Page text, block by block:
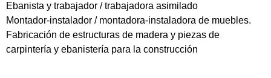
Ebanista y trabajador / trabajadora asimilado
Montador-instalador / montadora-instaladora de muebles.
Fabricación de estructuras de madera y piezas de
carpintería y ebanistería para la construcción